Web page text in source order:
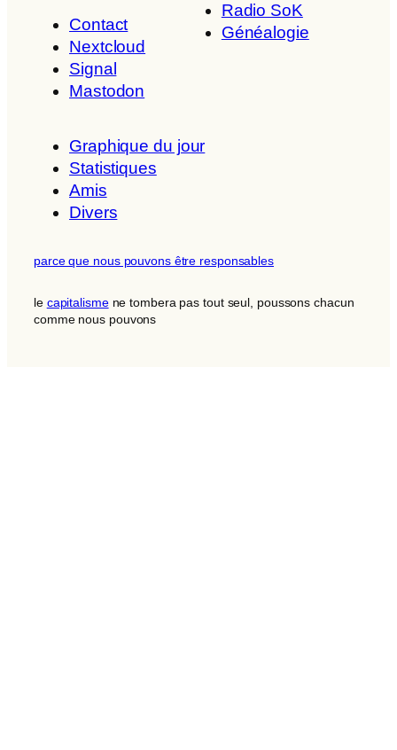
Contact
Nextcloud
Signal
Mastodon
Radio SoK
Généalogie
Graphique du jour
Statistiques
Amis
Divers
parce que nous pouvons être responsables
le capitalismene tombera pas tout seul, poussons chacun
comme nous pouvons